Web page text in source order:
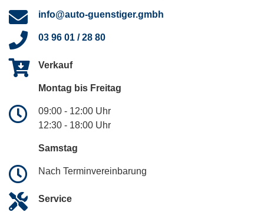
info@auto-guenstiger.gmbh
03 96 01 / 28 80
Verkauf
Montag bis Freitag
09:00 - 12:00 Uhr
12:30 - 18:00 Uhr
Samstag
Nach Terminvereinbarung
Service